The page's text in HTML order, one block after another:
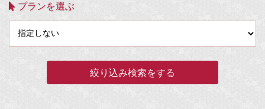
プランを選ぶ